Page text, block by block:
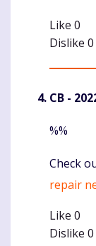
Like 0
Dislike 0
CB -
%%
Check
repair
Like 0
Dislike 0